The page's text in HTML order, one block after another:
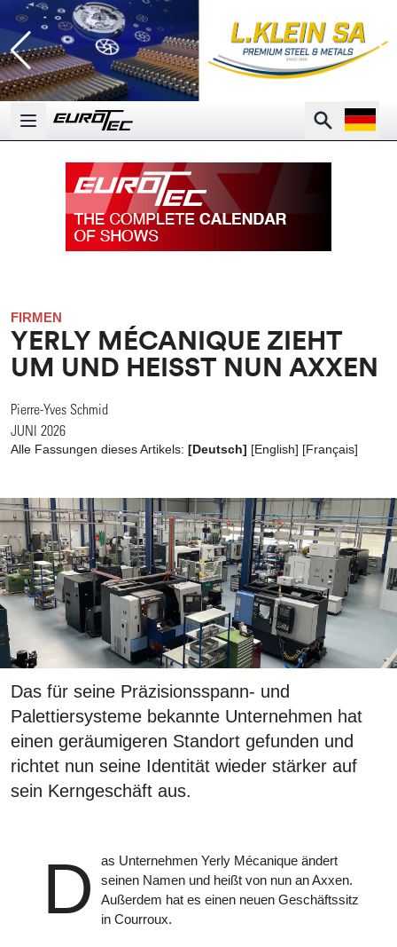
Open main menu
Search
Open
FIRMEN
YERLY MÉCANIQUE ZIEHT
UM UND HEISST NUN AXXEN
Pierre-Yves Schmid
JUNI 2026
Alle Fassungen dieses Artikels: [Deutsch] [English] [Français]
Das für seine Präzisionsspann- und
Palettiersysteme bekannte Unternehmen hat
einen geräumigeren Standort gefunden und
richtet nun seine Identität wieder stärker auf
sein Kerngeschäft aus.
D
as Unternehmen Yerly Mécanique ändert
seinen Namen und heißt von nun an Axxen.
Außerdem hat es einen neuen Geschäftssitz
in Courroux.